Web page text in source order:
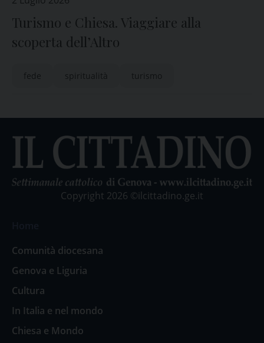
Turismo e Chiesa. Viaggiare alla
scoperta dell’Altro
fede spiritualità turismo
Copyright 2026 ©ilcittadino.ge.it
Comunità diocesana
Genova e Liguria
Cultura
In Italia e nel mondo
Chiesa e Mondo